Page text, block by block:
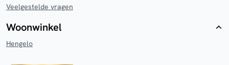
Veelgestelde vragen
Woonwinkel
Hengelo